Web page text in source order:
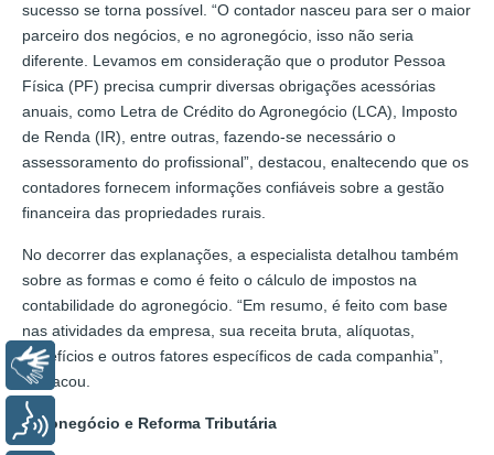
sucesso se torna possível. “O contador nasceu para ser o maior
parceiro dos negócios, e no agronegócio, isso não seria
diferente. Levamos em consideração que o produtor Pessoa
Física (PF) precisa cumprir diversas obrigações acessórias
anuais, como Letra de Crédito do Agronegócio (LCA), Imposto
de Renda (IR), entre outras, fazendo-se necessário o
assessoramento do profissional”, destacou, enaltecendo que os
contadores fornecem informações confiáveis sobre a gestão
financeira das propriedades rurais.
No decorrer das explanações, a especialista detalhou também
sobre as formas e como é feito o cálculo de impostos na
contabilidade do agronegócio. “Em resumo, é feito com base
nas atividades da empresa, sua receita bruta, alíquotas,
benefícios e outros fatores específicos de cada companhia”,
destacou.
Agronegócio e Reforma Tributária
Libras
Voz